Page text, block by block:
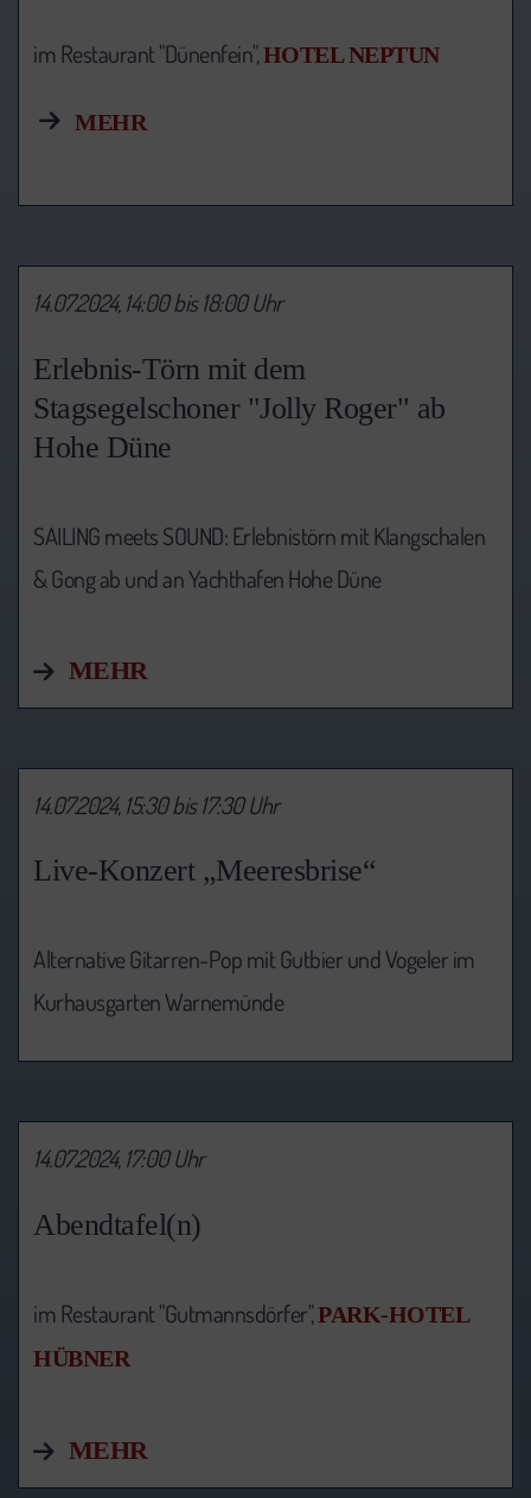
im Restaurant "Dünenfein",HOTEL NEPTUN
MEHR
Erlebnis-Törn mit dem
Stagsegelschoner "Jolly Roger" ab
Hohe Düne
14.07.2024, 14:00 bis 18:00 Uhr
SAILING meets SOUND: Erlebnistörn mit Klangschalen
& Gong ab und an Yachthafen Hohe Düne
MEHR
Live-Konzert „Meeresbrise“
14.07.2024, 15:30 bis 17:30 Uhr
Alternative Gitarren-Pop mit Gutbier und Vogeler im
Kurhausgarten Warnemünde
Abendtafel(n)
14.07.2024, 17:00 Uhr
im Restaurant "Gutmannsdörfer",PARK-HOTEL
HÜBNER
MEHR